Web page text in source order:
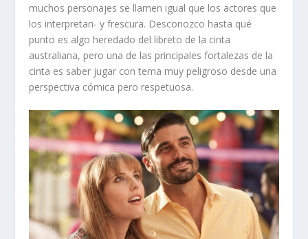
muchos personajes se llamen igual que los actores que
los interpretan- y frescura. Desconozco hasta qué
punto es algo heredado del libreto de la cinta
australiana, pero una de las principales fortalezas de la
cinta es saber jugar con tema muy peligroso desde una
perspectiva cómica pero respetuosa.